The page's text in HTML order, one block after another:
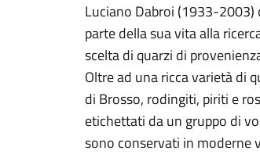
Luciano Dabroi (1933-
parte della sua vita alla
scelta di quarzi di
Oltre ad una ricca varietà di
di Brosso, rodingiti, piriti e
etichettati da un gruppo di
sono conservati in moderne